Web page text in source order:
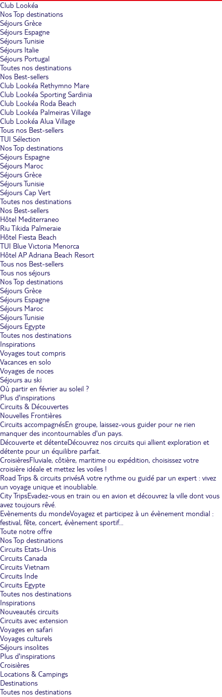
Club Lookéa
Nos Top destinations
Séjours Grèce
Séjours Espagne
Séjours Tunisie
Séjours Italie
Séjours Portugal
Toutes nos destinations
Nos Best-sellers
Club Lookéa Rethymno Mare
Club Lookéa Sporting Sardinia
Club Lookéa Roda Beach
Club Lookéa Palmeiras Village
Club Lookéa Alua Village
Tous nos Best-sellers
TUI Sélection
Nos Top destinations
Séjours Espagne
Séjours Maroc
Séjours Grèce
Séjours Tunisie
Séjours Cap Vert
Toutes nos destinations
Nos Best-sellers
Hôtel Mediterraneo
Riu Tikida Palmeraie
Hôtel Fiesta Beach
TUI Blue Victoria Menorca
Hôtel AP Adriana Beach Resort
Tous nos Best-sellers
Tous nos séjours
Nos Top destinations
Séjours Grèce
Séjours Espagne
Séjours Maroc
Séjours Tunisie
Séjours Egypte
Toutes nos destinations
Inspirations
Voyages tout compris
Vacances en solo
Voyages de noces
Séjours au ski
Où partir en février au soleil ?
Plus d'inspirations
Circuits & Découvertes
Nouvelles Frontières
Circuits accompagnésEn groupe, laissez-vous guider pour ne rien
manquer des incontournables d'un pays.
Découverte et détenteDécouvrez nos circuits qui allient exploration et
détente pour un équilibre parfait.
CroisièresFluviale, côtière, maritime ou expédition, choisissez votre
croisière idéale et mettez les voiles !
Road Trips & circuits privésA votre rythme ou guidé par un expert : vivez
un voyage unique et inoubliable.
City TripsEvadez-vous en train ou en avion et découvrez la ville dont vous
avez toujours rêvé.
Evènements du mondeVoyagez et participez à un évènement mondial :
festival, fête, concert, évènement sportif...
Toute notre offre
Nos Top destinations
Circuits Etats-Unis
Circuits Canada
Circuits Vietnam
Circuits Inde
Circuits Egypte
Toutes nos destinations
Inspirations
Nouveautés circuits
Circuits avec extension
Voyages en safari
Voyages culturels
Séjours insolites
Plus d'inspirations
Croisières
Locations & Campings
Destinations
Toutes nos destinations